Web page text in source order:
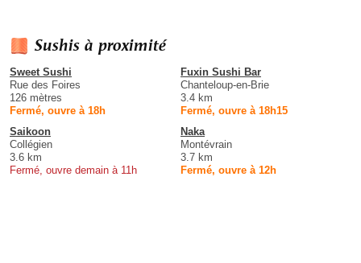
Sushis à proximité
Sweet Sushi
Rue des Foires
126 mètres
Fermé, ouvre à 18h
Fuxin Sushi Bar
Chanteloup-en-Brie
3.4 km
Fermé, ouvre à 18h15
Saikoon
Collégien
3.6 km
Fermé, ouvre demain à 11h
Naka
Montévrain
3.7 km
Fermé, ouvre à 12h